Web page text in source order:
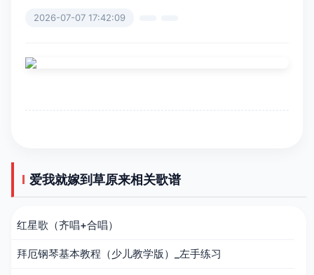
2026-07-07 17:42:09
爱我就嫁到草原来相关歌谱
红星歌（齐唱+合唱）
拜厄钢琴基本教程（少儿教学版）_左手练习